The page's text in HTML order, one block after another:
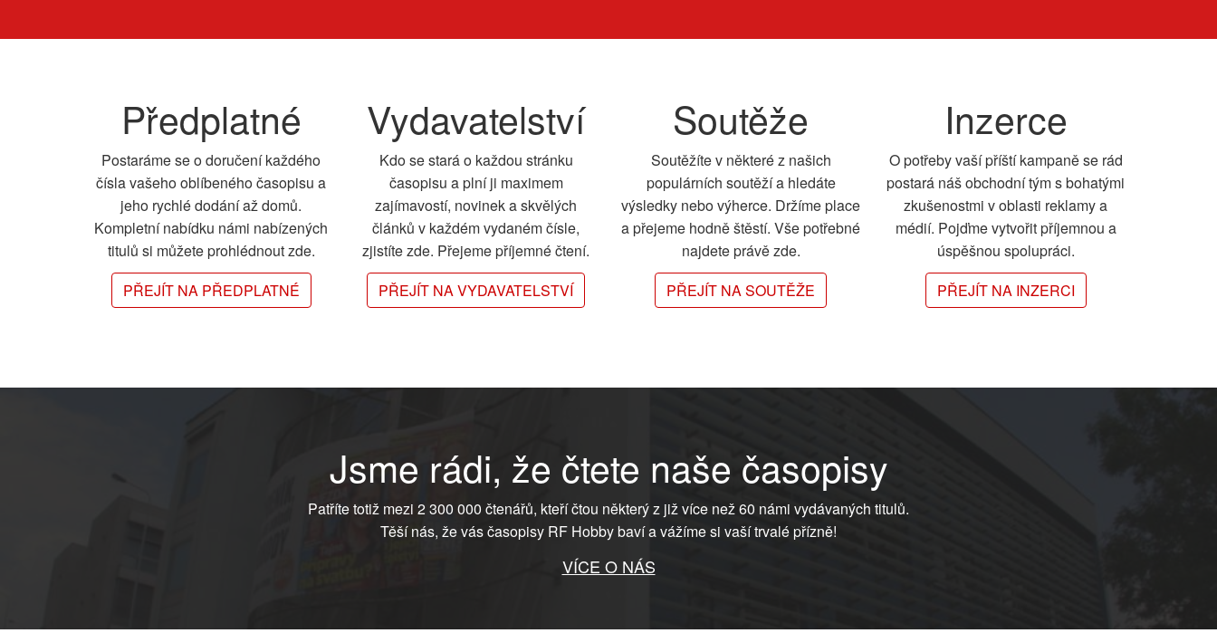
Předplatné
Postaráme se o doručení každého
čísla vašeho oblíbeného časopisu a
jeho rychlé dodání až domů.
Kompletní nabídku námi nabízených
titulů si můžete prohlédnout zde.
PŘEJÍT NA PŘEDPLATNÉ
Vydavatelství
Kdo se stará o každou stránku
časopisu a plní ji maximem
zajímavostí, novinek a skvělých
článků v každém vydaném čísle,
zjistíte zde. Přejeme příjemné čtení.
PŘEJÍT NA VYDAVATELSTVÍ
Soutěže
Soutěžíte v některé z našich
populárních soutěží a hledáte
výsledky nebo výherce. Držíme place
a přejeme hodně štěstí. Vše potřebné
najdete právě zde.
PŘEJÍT NA SOUTĚŽE
Inzerce
O potřeby vaší příští kampaně se rád
postará náš obchodní tým s bohatými
zkušenostmi v oblasti reklamy a
médií. Pojďme vytvořit příjemnou a
úspěšnou spolupráci.
PŘEJÍT NA INZERCI
Jsme rádi, že čtete naše časopisy
Patříte totiž mezi 2 300 000 čtenářů, kteří čtou některý z již více než 60 námi vydávaných titulů.
Těší nás, že vás časopisy RF Hobby baví a vážíme si vaší trvalé přízně!
VÍCE O NÁS